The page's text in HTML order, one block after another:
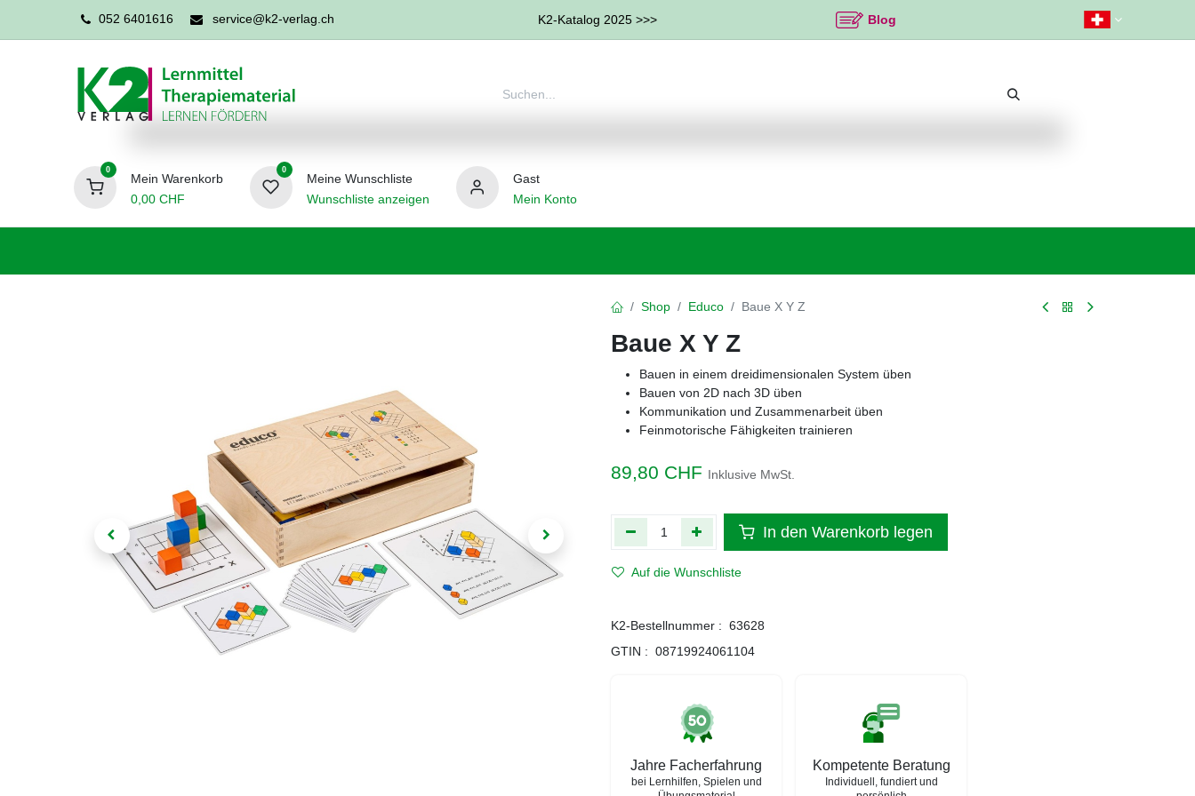
052 6401616 service@k2-verlag.ch K2-Katalog 2025 >>> Blog
0
Mein Warenkorb
0,00CHF
0
Meine Wunschliste
Wunschliste anzeigen
Gast
Mein Konto
Shop Educo Baue X Y Z
Baue X Y Z
Bauen in einem dreidimensionalen System üben
Bauen von 2D nach 3D üben
Kommunikation und Zusammenarbeit üben
Feinmotorische Fähigkeiten trainieren
89,80 CHF Inklusive MwSt.
In den Warenkorb legen
Auf die Wunschliste
K2-Bestellnummer : 63628
GTIN : 08719924061104
Jahre Facherfahrung
bei Lernhilfen, Spielen und
Kompetente Beratung
Individuell, fundiert und